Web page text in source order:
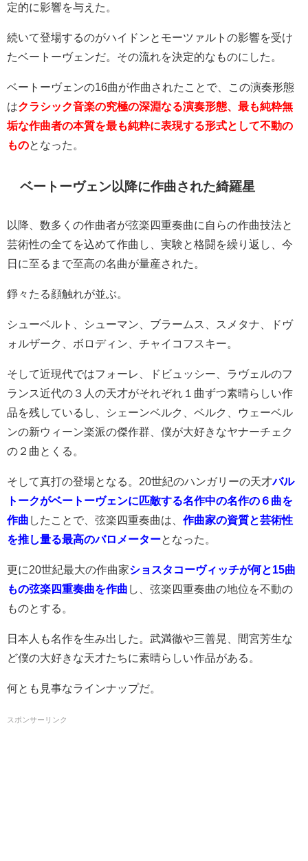
定的に影響を与えた。
続いて登場するのがハイドンとモーツァルトの影響を受け
たベートーヴェンだ。その流れを決定的なものにした。
ベートーヴェンの16曲が作曲されたことで、この演奏形態
はクラシック音楽の究極の深淵なる演奏形態、最も純粋無
垢な作曲者の本質を最も純粋に表現する形式として不動の
ものとなった。
ベートーヴェン以降に作曲された綺羅星
以降、数多くの作曲者が弦楽四重奏曲に自らの作曲技法と
芸術性の全てを込めて作曲し、実験と格闘を繰り返し、今
日に至るまで至高の名曲が量産された。
錚々たる顔触れが並ぶ。
シューベルト、シューマン、ブラームス、スメタナ、ドヴ
ォルザーク、ボロディン、チャイコフスキー。
そして近現代ではフォーレ、ドビュッシー、ラヴェルのフ
ランス近代の３人の天才がそれぞれ１曲ずつ素晴らしい作
品を残しているし、シェーンベルク、ベルク、ウェーベル
ンの新ウィーン楽派の傑作群、僕が大好きなヤナーチェク
の２曲とくる。
そして真打の登場となる。20世紀のハンガリーの天才バル
トークがベートーヴェンに匹敵する名作中の名作の６曲を
作曲 したことで、弦楽四重奏曲は、 作曲家の資質と芸術性
を推し量る最高のバロメーターとなった。
更に20世紀最大の作曲家ショスタコーヴィッチが何と15曲
もの弦楽四重奏曲を作曲 し、弦楽四重奏曲の地位を不動の
ものとする。
日本人も名作を生み出した。武満徹や三善晃、間宮芳生な
ど僕の大好きな天才たちに素晴らしい作品がある。
何とも見事なラインナップだ。
スポンサーリンク